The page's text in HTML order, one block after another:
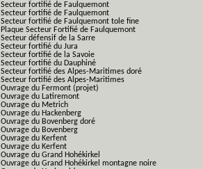
Secteur fortifié de Faulquemont
Secteur fortifié de Faulquemont
Secteur fortifié de Faulquemont tole fine
Plaque Secteur Fortifié de Faulquemont
Secteur défensif de la Sarre
Secteur fortifié du Jura
Secteur fortifié de la Savoie
Secteur fortifié du Dauphiné
Secteur fortifié des Alpes-Maritimes doré
Secteur fortifié des Alpes-Maritimes
Ouvrage du Fermont (projet)
Ouvrage du Latiremont
Ouvrage du Metrich
Ouvrage du Hackenberg
Ouvrage du Bovenberg doré
Ouvrage du Bovenberg
Ouvrage du Kerfent
Ouvrage du Kerfent
Ouvrage du Grand Hohékirkel
Ouvrage du Grand Hohékirkel montagne noire